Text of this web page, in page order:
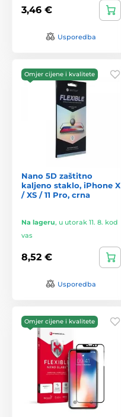
3,46 €
Usporedba
Omjer cijene i kvalitete
Nano 5D zaštitno
kaljeno staklo, iPhone X
/ XS / 11 Pro, crna
Na lageru, u utorak 11. 8. kod
vas
8,52 €
Usporedba
Omjer cijene i kvalitete